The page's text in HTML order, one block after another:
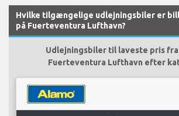
Hvilke tilgængelige udlejningsbiler er
på Fuerteventura Lufthavn?
Udlejningsbiler til laveste pris fra
Fuerteventura Lufthavn efter